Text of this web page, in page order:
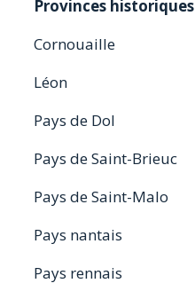
Provinces historiques
Cornouaille
Léon
Pays de Dol
Pays de Saint-Brieuc
Pays de Saint-Malo
Pays nantais
Pays rennais